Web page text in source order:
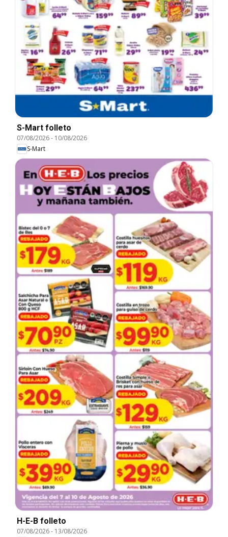
S-Mart folleto
07/08/2026- 10/08/2026
S-Mart
H-E-B folleto
07/08/2026- 13/08/2026